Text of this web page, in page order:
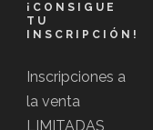
¡CONSIGUE
TU
INSCRIPCIÓN!
Inscripciones a
la venta
LIMITADAS